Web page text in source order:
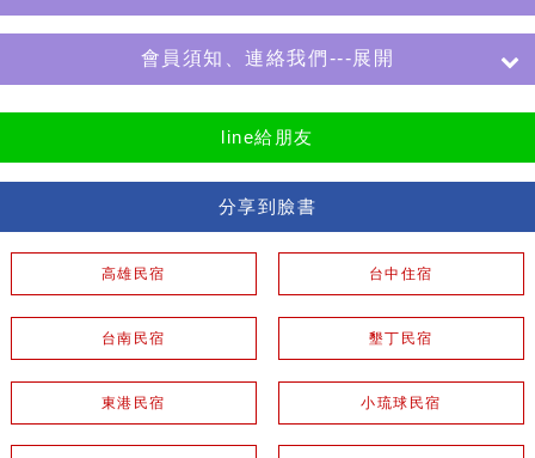
會員須知、連絡我們---展開
line給朋友
分享到臉書
高雄民宿 台中住宿
台南民宿 墾丁民宿
東港民宿 小琉球民宿